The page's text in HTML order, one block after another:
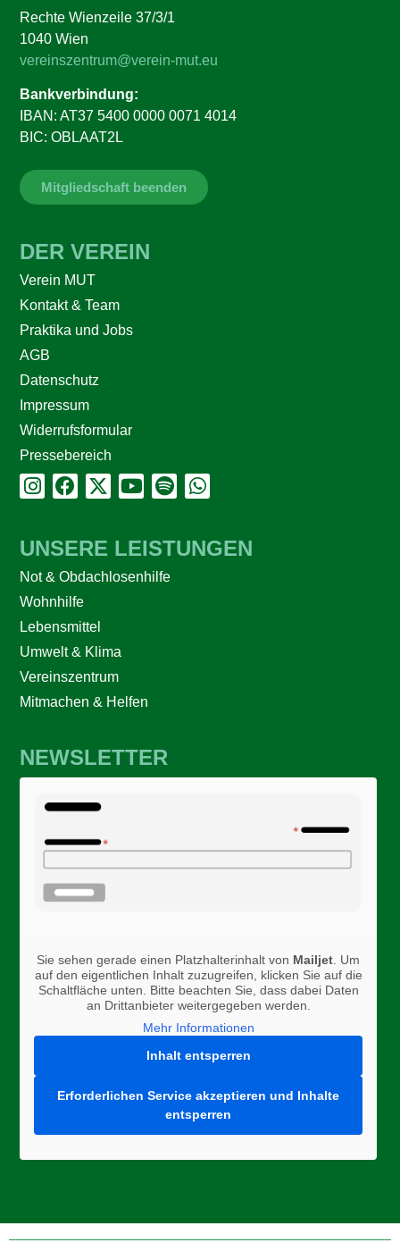
Rechte Wienzeile 37/3/1
1040 Wien
vereinszentrum@verein-mut.eu
Bankverbindung:
IBAN: AT37 5400 0000 0071 4014
BIC: OBLAAT2L
Mitgliedschaft beenden
DER VEREIN
Verein MUT
Kontakt & Team
Praktika und Jobs
AGB
Datenschutz
Impressum
Widerrufsformular
Pressebereich
UNSERE LEISTUNGEN
Not & Obdachlosenhilfe
Wohnhilfe
Lebensmittel
Umwelt & Klima
Vereinszentrum
Mitmachen & Helfen
NEWSLETTER
Sie sehen gerade einen Platzhalterinhalt von Mailjet. Um
auf den eigentlichen Inhalt zuzugreifen, klicken Sie auf die
Schaltfläche unten. Bitte beachten Sie, dass dabei Daten
an Drittanbieter weitergegeben werden.
Mehr Informationen
Inhalt entsperren
Erforderlichen Service akzeptieren und Inhalte
entsperren